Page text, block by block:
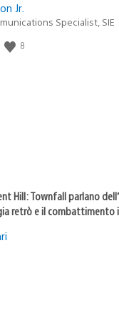
Jr.
Specialist, SIE
8
Hill: Townfall parlano
retrò e il combattimento